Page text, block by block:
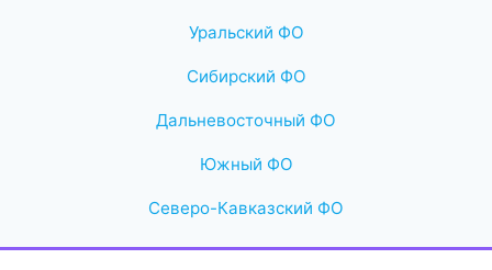
Уральский ФО
Сибирский ФО
Дальневосточный ФО
Южный ФО
Северо-Кавказский ФО